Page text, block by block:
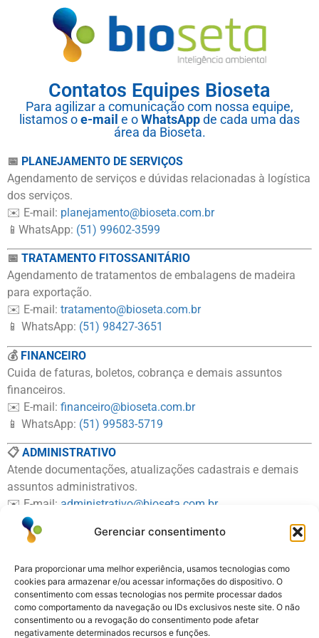
Gerenciar consentimento
Para proporcionar uma melhor experiência, usamos tecnologias como
cookies para armazenar e/ou acessar informações do dispositivo. O
consentimento com essas tecnologias nos permite processar dados
como comportamento da navegação ou IDs exclusivos neste site. O não
consentimento ou a revogação do consentimento pode afetar
negativamente determinados recursos e funções.
Contatos Equipes Bioseta
Para agilizar a comunicação com nossa equipe,
listamos oe-mail e oWhatsAppde cada uma das
área da Bioseta.
📅 PLANEJAMENTO DE SERVIÇOS
Agendamento de serviços e dúvidas relacionadas à logística
dos serviços.
✉️ E-mail: planejamento@bioseta.com.br
📱WhatsApp: (51) 99602-3599
📅 TRATAMENTO FITOSSANITÁRIO
Agendamento de tratamentos de embalagens de madeira
para exportação.
✉️ E-mail: tratamento@bioseta.com.br
📱 WhatsApp: (51) 98427-3651
💰 FINANCEIRO
Cuida de faturas, boletos, cobrança e demais assuntos
financeiros.
✉️ E-mail: financeiro@bioseta.com.br
📱 WhatsApp: (51) 99583-5719
📋 ADMINISTRATIVO
Atende documentações, atualizações cadastrais e demais
assuntos administrativos.
✉️ E-mail: administrativo@bioseta.com.br
📱 WhatsApp:
Dúvidas técnicas, portal do cliente e suporte técnico os
serviços.
✉️ E-mail:suporte@bioseta.com.br
📱 WhatsApp:(51) 99694-3068